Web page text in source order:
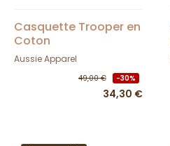
Casquette Trooper en
Coton
Aussie Apparel
49,00 € -30%
34,30 €